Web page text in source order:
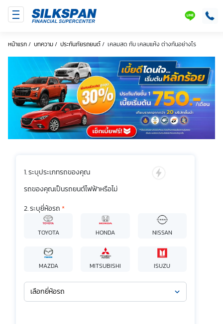
หน้าแรก/ บทความ/ ประกันภัยรถยนต์/ เคลมสด กับ เคลมแห้ง ต่างกันอย่างไร
ระบุประเภทรถของคุณ
รถของคุณเป็นรถยนต์ไฟฟ้าหรือไม่
ระบุยี่ห้อรถ *
TOYOTA HONDA NISSAN
MAZDA MITSUBISHI ISUZU
เลือกยี่ห้อรถ